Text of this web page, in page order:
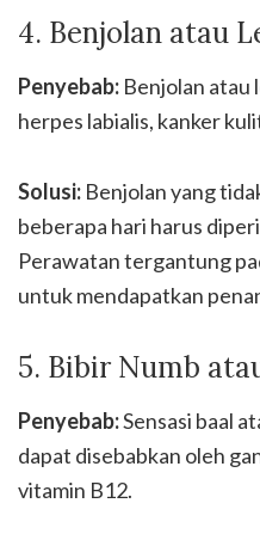
4. Benjolan atau
Penyebab: Benjolan atau
herpes labialis, kanker
Solusi: Benjolan yang
beberapa hari harus
Perawatan tergantung
untuk mendapatkan
5. Bibir Numb
Penyebab:Sensasi baal
dapat disebabkan oleh
vitamin B12.